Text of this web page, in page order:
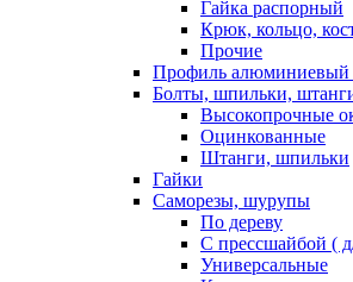
Гайка распорный
Крюк, кольцо,
Прочие
Профиль алюминиевый
Болты, шпильки,
Высокопрочные
Оцинкованные
Штанги, шпильки
Гайки
Саморезы, шурупы
По дереву
С прессшайбой (
Универсальные